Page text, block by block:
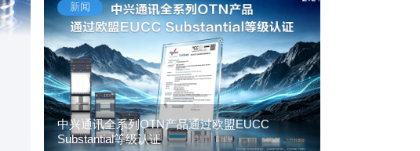
新闻
中兴通讯全系列OTN产品通过欧盟EUCC
Substantial等级认证